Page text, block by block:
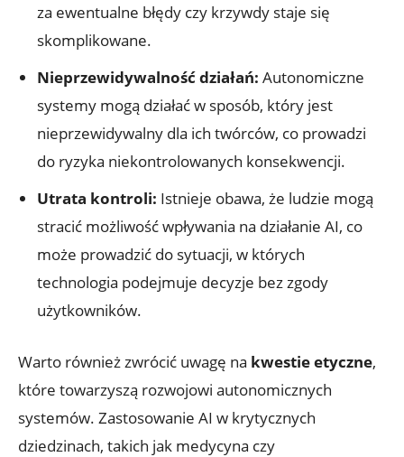
za ewentualne błędy czy krzywdy staje‍ się
skomplikowane.
Nieprzewidywalność działań: ⁣Autonomiczne
systemy mogą działać w sposób, który jest
⁢nieprzewidywalny dla ich twórców,⁢ co prowadzi
do ryzyka niekontrolowanych⁢ konsekwencji.
Utrata kontroli: Istnieje⁢ obawa,‌ że ludzie mogą
stracić możliwość wpływania na‍ działanie AI, co
może⁣ prowadzić do sytuacji, w których
technologia podejmuje decyzje bez ​zgody
użytkowników.
Warto również zwrócić uwagę na‌ kwestie‍ etyczne,​
które towarzyszą⁣ rozwojowi autonomicznych
systemów. ⁢Zastosowanie ‍AI‌ w krytycznych
dziedzinach, takich jak medycyna ⁣czy